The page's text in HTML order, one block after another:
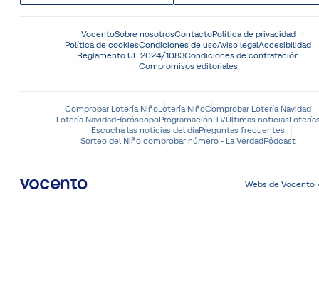
VocentoSobre nosotrosContactoPolítica de privacidad
Política de cookiesCondiciones de usoAviso legalAccesibilidad
Reglamento UE 2024/1083Condiciones de contratación
Compromisos editoriales
Comprobar Lotería NiñoLotería NiñoComprobar Lotería Navidad
Lotería NavidadHoróscopoProgramación TVÚltimas noticias
Escucha las noticias del díaPreguntas frecuentes
Sorteo del Niño comprobar número - La VerdadPódcast
Webs de Vocento